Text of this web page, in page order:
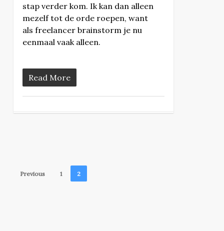
stap verder kom. Ik kan dan alleen
mezelf tot de orde roepen, want
als freelancer brainstorm je nu
eenmaal vaak alleen.
Read More
Previous 1 2